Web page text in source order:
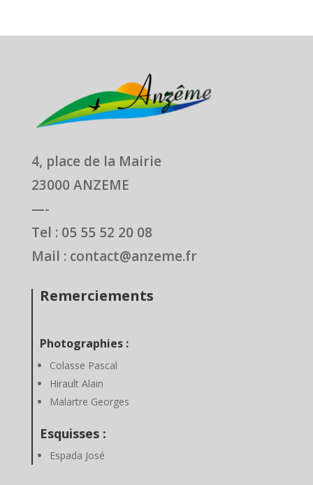
4, place de la Mairie
23000 ANZEME
—-
Tel : 05 55 52 20 08
Mail : contact@anzeme.fr
Remerciements
Photographies :
Colasse Pascal
Hirault Alain
Malartre Georges
Esquisses :
Espada José